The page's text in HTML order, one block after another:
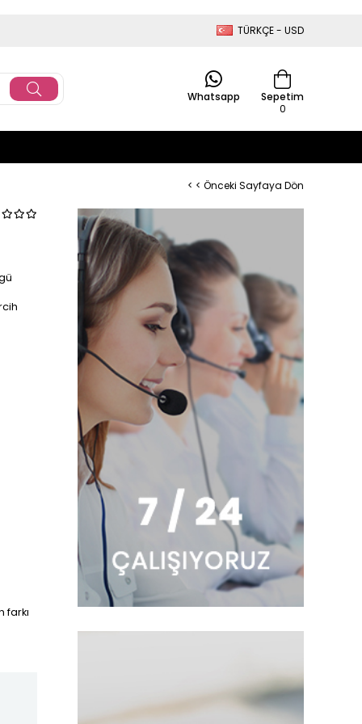
TÜRKÇE - USD
Sepetim
0
Whatsapp
< < Önceki Sayfaya Dön